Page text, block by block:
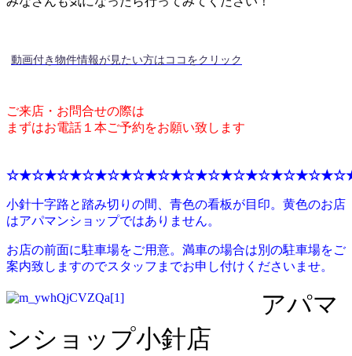
動画付き物件情報が見たい方はココをクリック
ご来店・お問合せの際は
まずはお電話１本ご予約をお願い致します
小針十字路と踏み切りの間、青色の看板が目印。黄色のお店
はアパマンショップではありません。
お店の前面に駐車場をご用意。満車の場合は別の駐車場をご
案内致しますのでスタッフまでお申し付けくださいませ。
アパマ
ンショップ小針店